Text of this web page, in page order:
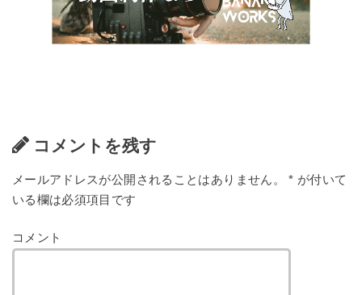
コメントを残す
メールアドレスが公開されることはありません。 * が付いて
いる欄は必須項目です
コメント